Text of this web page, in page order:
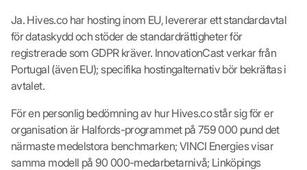
Ja. Hives.co har hosting inom EU, levererar ett standardavtal
för dataskydd och stöder de standardrättigheter för
registrerade som GDPR kräver. InnovationCast verkar från
Portugal (även EU); specifika hostingalternativ bör bekräftas i
avtalet.
För en personlig bedömning av hur Hives.co står sig för er
organisation är Halfords-programmet på 759 000 pund det
närmaste medelstora benchmarken; VINCI Energies visar
samma modell på 90 000-medarbetarnivå; Linköpings